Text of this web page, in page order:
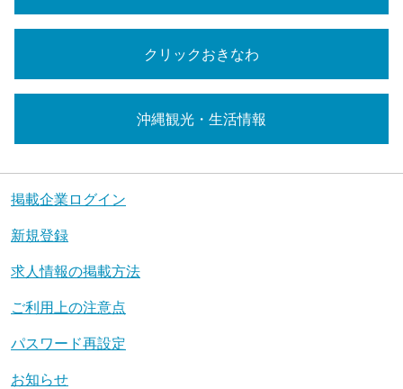
クリックおきなわ
沖縄観光・生活情報
掲載企業ログイン
新規登録
求人情報の掲載方法
ご利用上の注意点
パスワード再設定
お知らせ